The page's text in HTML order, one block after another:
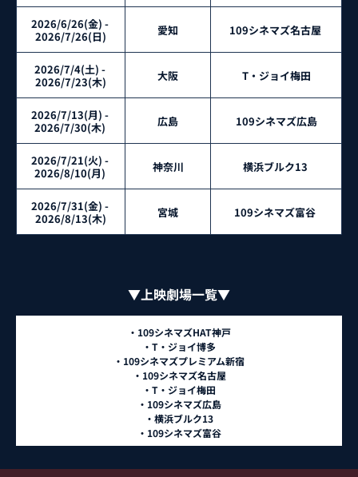
2026/6/26(金) -
2026/7/26(日)
愛知 109シネマズ名古屋
2026/7/4(土) -
2026/7/23(木)
大阪 T・ジョイ梅田
2026/7/13(月) -
2026/7/30(木)
広島 109シネマズ広島
2026/7/21(火) -
2026/8/10(月)
神奈川 横浜ブルク13
2026/7/31(金) -
2026/8/13(木)
宮城 109シネマズ富谷
▼上映劇場一覧▼
・109シネマズHAT神戸
・T・ジョイ博多
・109シネマズプレミアム新宿
・109シネマズ名古屋
・T・ジョイ梅田
・109シネマズ広島
・横浜ブルク13
・109シネマズ富谷